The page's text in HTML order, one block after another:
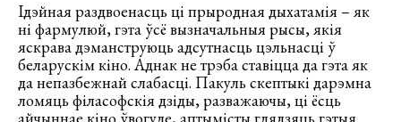
Ідэйная раздвоенасць ці прыродная дыхатамія – як
ні фармулюй, гэта ўсё вызначальныя рысы, якія
яскрава дэманструюць адсутнасць цэльнасці ў
беларускім кіно. Аднак не трэба ставіцца да гэта як
да непазбежнай слабасці. Пакуль скептыкі дарэмна
ломяць філасофскія дзіды, разважаючы, ці ёсць